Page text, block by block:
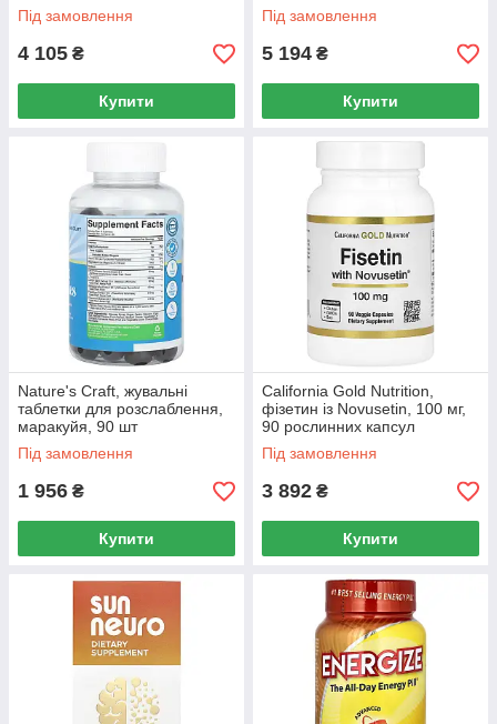
Під замовлення
4 105 ₴
Купити
Під замовлення
5 194 ₴
Купити
Nature's Craft, жувальні
таблетки для розслаблення,
маракуйя, 90 шт
Під замовлення
1 956 ₴
Купити
California Gold Nutrition,
фізетин із Novusetin, 100 мг,
90 рослинних капсул
Під замовлення
3 892 ₴
Купити